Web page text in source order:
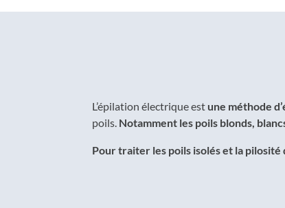
L’épilation électrique est une méthode
poils. Notamment les poils blonds,
Pour traiter les poils isolés et la